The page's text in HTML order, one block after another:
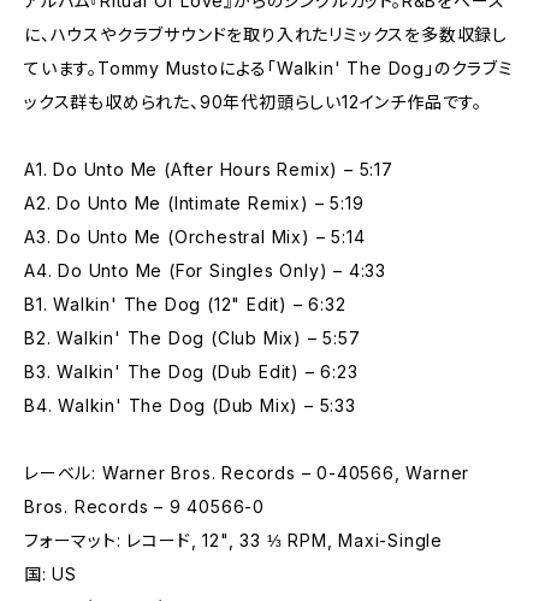
に、ハウスやクラブサウンドを取り入れたリミックスを多数収録し
ています。Tommy Mustoによる「Walkin' The Dog」のクラブミ
ックス群も収められた、90年代初頭らしい12インチ作品です。
A1. Do Unto Me (After Hours Remix) – 5:17
A2. Do Unto Me (Intimate Remix) – 5:19
A3. Do Unto Me (Orchestral Mix) – 5:14
A4. Do Unto Me (For Singles Only) – 4:33
B1. Walkin' The Dog (12" Edit) – 6:32
B2. Walkin' The Dog (Club Mix) – 5:57
B3. Walkin' The Dog (Dub Edit) – 6:23
B4. Walkin' The Dog (Dub Mix) – 5:33
レーベル: Warner Bros. Records – 0-40566, Warner
Bros. Records – 9 40566-0
フォーマット: レコード, 12", 33 ⅓ RPM, Maxi-Single
国: US